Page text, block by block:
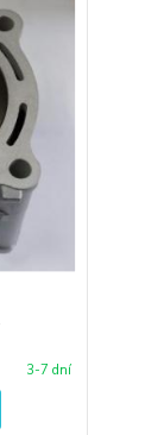
3-7 dní